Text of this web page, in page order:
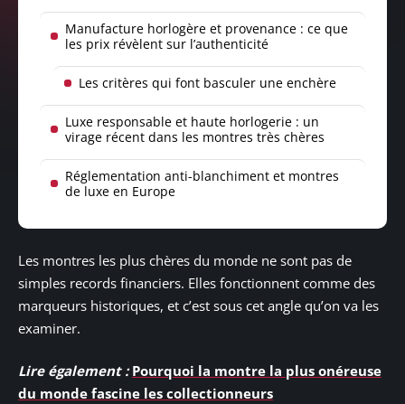
Manufacture horlogère et provenance : ce que
les prix révèlent sur l’authenticité
Les critères qui font basculer une enchère
Luxe responsable et haute horlogerie : un
virage récent dans les montres très chères
Réglementation anti-blanchiment et montres
de luxe en Europe
Les montres les plus chères du monde ne sont pas de
simples records financiers. Elles fonctionnent comme des
marqueurs historiques, et c’est sous cet angle qu’on va les
examiner.
Lire également : Pourquoi la montre la plus onéreuse
du monde fascine les collectionneurs